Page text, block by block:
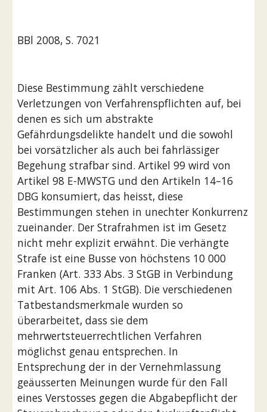
BBl 2008, S. 7021
Diese Bestimmung zählt verschiedene
Verletzungen von Verfahrenspflichten auf, bei
denen es sich um abstrakte
Gefährdungsdelikte handelt und die sowohl
bei vorsätzlicher als auch bei fahrlässiger
Begehung strafbar sind. Artikel 99 wird von
Artikel 98 E-MWSTG und den Artikeln 14–16
DBG konsumiert, das heisst, diese
Bestimmungen stehen in unechter Konkurrenz
zueinander. Der Strafrahmen ist im Gesetz
nicht mehr explizit erwähnt. Die verhängte
Strafe ist eine Busse von höchstens 10 000
Franken (Art. 333 Abs. 3 StGB in Verbindung
mit Art. 106 Abs. 1 StGB). Die verschiedenen
Tatbestandsmerkmale wurden so
überarbeitet, dass sie dem
mehrwertsteuerrechtlichen Verfahren
möglichst genau entsprechen. In
Entsprechung der in der Vernehmlassung
geäusserten Meinungen wurde für den Fall
eines Verstosses gegen die Abgabepflicht der